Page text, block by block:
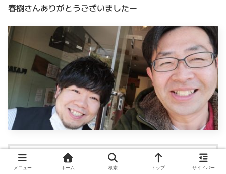
春樹さんありがとうございましたー
投稿者プロフィール
メニュー ホーム 検索 トップ サイドバー